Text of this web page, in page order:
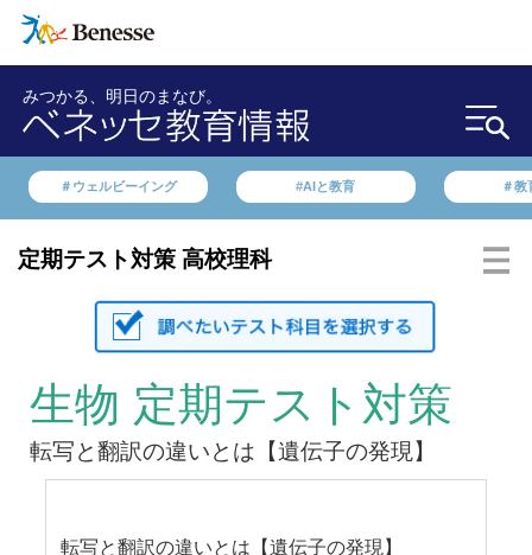
みつかる、明日のまなび。
＃ウェルビーイング #AIと教育 ＃教
定期テスト対策 高校理科
生物 定期テスト対策
転写と翻訳の違いとは【遺伝子の発現】
転写と翻訳の違いとは【遺伝子の発現】